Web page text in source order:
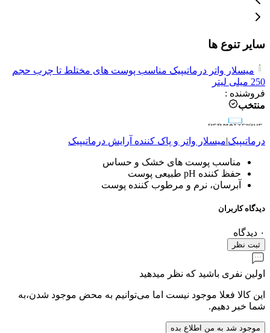
سایر تنوع ها
میسلار واتر درماتیپیک مناسب پوست های مختلط تا چرب حجم
250 میلی لیتر
فروشنده :
منتخب
درماتیپیک|میسلار واتر و پاک کننده آرایش درماتیپیک
مناسب پوست های خشک و حساس
حفظ کننده pH طبیعی پوست
آبرسان، نرم و مرطوب کننده پوست
دیدگاه کاربران
۰ دیدگاه
ثبت نظر
اولین نفری باشید که نظر میدهید
این کالا فعلا موجود نیست اما می‌توانیم به محض موجود شدن،به
شما خبر دهیم.
موجود شد به من اطلاع بده